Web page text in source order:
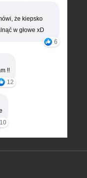
że kiepsko
w głowe xD
6
!!
12
10